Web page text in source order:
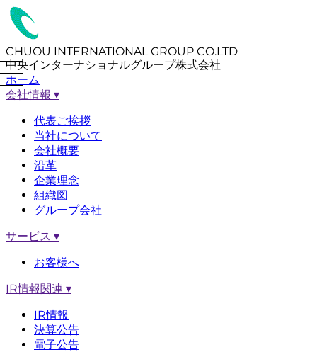
CHUOU INTERNATIONAL GROUP CO.LTD
中央インターナショナルグループ株式会社
ホーム
会社情報 ▾
代表ご挨拶
当社について
会社概要
沿革
企業理念
組織図
グループ会社
サービス ▾
お客様へ
IR情報関連 ▾
IR情報
決算公告
電子公告